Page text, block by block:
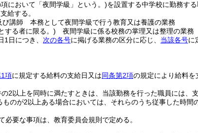
において「夜間学級」という。)を設置する中学校に勤務する
給する。
講師 本務として夜間学級で行う教育又は養護の業務
する者に限る。) 夜間学級に係る校務の掌理又は整理の業務
日につき、 次の各号に掲げる業務の区分に応じ、 当該各号に
項に規定する給料の支給日又は同条第2項の規定により給料を
2以上を同時に満たすときは、当該勤務を行った職員には、
ものが2以上ある場合においては、それらのうち従事した時間
要な事項は、教育委員会規則で定める。